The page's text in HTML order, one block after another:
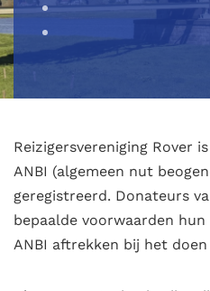
Reizigersvereniging Rover
ANBI (algemeen nut
geregistreerd. Donateurs
bepaalde voorwaarden hun
ANBI aftrekken bij het